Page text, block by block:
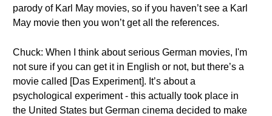
parody of Karl May movies, so if you haven’t see a Karl
May movie then you won’t get all the references.
Chuck: When I think about serious German movies, I'm
not sure if you can get it in English or not, but there’s a
movie called [Das Experiment]. It’s about a
psychological experiment - this actually took place in
the United States but German cinema decided to make